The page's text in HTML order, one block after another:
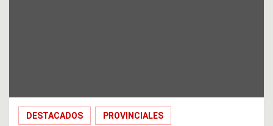
DESTACADOS PROVINCIALES